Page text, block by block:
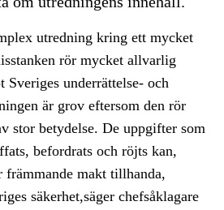
utredning kring ett mycket
rör mycket allvarlig
underrättelse- och
är grov eftersom den rör
stor betydelse. De uppgifter som
befordrats och röjts kan,
främmande makt tillhanda,
säkerhet,säger chefsåklagare